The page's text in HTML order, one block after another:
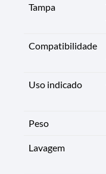
Tampa
Compatibilidade
Uso indicado
Peso
Lavagem